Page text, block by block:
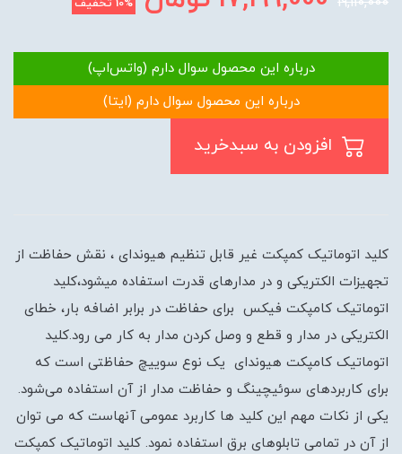
10%تخفیف
درباره این محصول سوال دارم (واتس‌اپ)
درباره این محصول سوال دارم (ایتا)
کلید اتوماتیک کمپکت غیر قابل تنظیم هیوندای ، نقش حفاظت از
تجهیزات الکتریکی و در مدارهای قدرت استفاده میشود،کلید
اتوماتیک کامپکت فیکس برای حفاظت در برابر اضافه بار، خطای
الکتریکی در مدار و قطع و وصل کردن مدار به کار می رود.کلید
اتوماتیک کامپکت هیوندای یک نوع سوییچ حفاظتی است که
برای کاربردهای سوئیچینگ و حفاظت مدار از آن استفاده می‌شود.
یکی از نکات مهم این کلید ها کاربرد عمومی آنهاست که می توان
از آن در تمامی تابلوهای برق استفاده نمود. کلید اتوماتیک کمپکت